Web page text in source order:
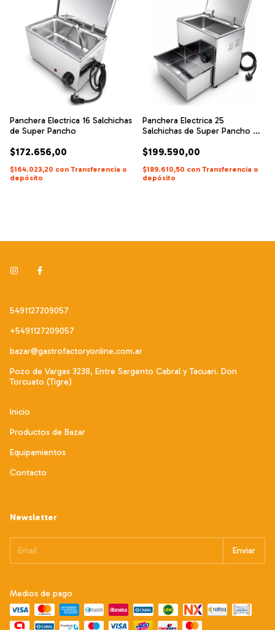
Panchera Electrica 16 Salchichas
de Super Pancho
$172.656,00
$164.023,20 con Transferencia o
depósito
Panchera Electrica 25
Salchichas de Super Pancho +
$199.590,00
$189.610,50 con Transferencia o
depósito
5491127209057
+5491127209057
bazar@gastrofactoryonline.com.ar
Pozo de Vargas 3238, Entre Sargento Cabral y Tacuari. Don
Torcuato (Tigre)
Inicio
Productos de Bazar
Equipamientos
Contacto
Newsletter
Medios de pago